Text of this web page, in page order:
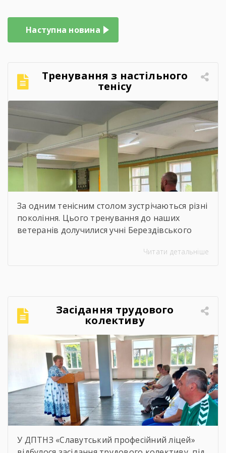
Наступна новина
Тренування з настільного
тенісу
За одним тенісним столом зустрічаються різні
покоління. Цього тренування до наших
ветеранів долучилися учні Берездівського
усмішок і щирого спілкування. Саме такі
відволіктися від буденності […]
Читати детальніше
Засідання трудового
колективу
У ДПТНЗ «Славутський професійний ліцей»